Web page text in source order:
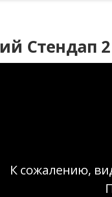
Стендап 2
К сожалению,